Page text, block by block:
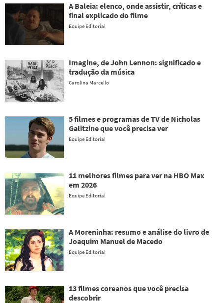
A Baleia: elenco, onde assistir, críticas e
final explicado do filme
Equipe Editorial
Imagine, de John Lennon: significado e
tradução da música
Carolina Marcello
5 filmes e programas de TV de Nicholas
Galitzine que você precisa ver
Equipe Editorial
11 melhores filmes para ver na HBO Max
em 2026
Equipe Editorial
A Moreninha: resumo e análise do livro de
Joaquim Manuel de Macedo
Equipe Editorial
13 filmes coreanos que você precisa
descobrir